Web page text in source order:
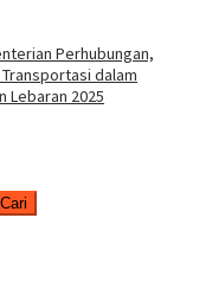
Perhubungan,
dalam
Lebaran 2025